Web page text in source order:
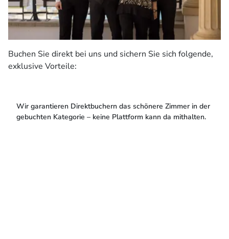
Buchen Sie direkt bei uns und sichern Sie sich folgende,
exklusive Vorteile:
Wir garantieren Direktbuchern das schönere Zimmer in der
gebuchten Kategorie – keine Plattform kann da mithalten.